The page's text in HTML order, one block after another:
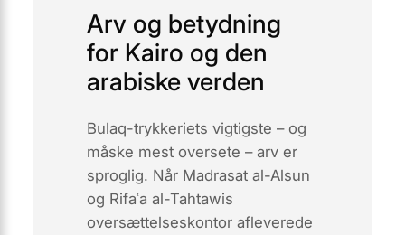
Arv og betydning
for Kairo og den
arabiske verden
Bulaq-trykkeriets vigtigste – og
måske mest oversete – arv er
sproglig. Når Madrasat al-Alsun
og Rifaʿa al-Tahtawis
oversættelseskontor afleverede